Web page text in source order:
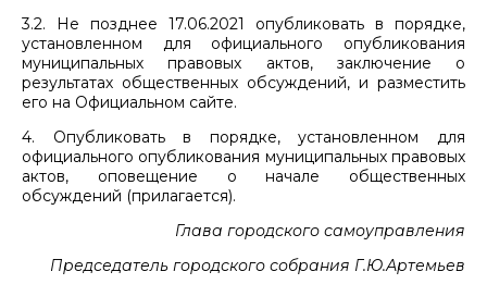
3.2. Не позднее 17.06.2021 опубликовать в порядке,
установленном для официального опубликования
муниципальных правовых актов, заключение о
результатах общественных обсуждений, и разместить
его на Официальном сайте.
4. Опубликовать в порядке, установленном для
официального опубликования муниципальных правовых
актов, оповещение о начале общественных
обсуждений (прилагается).
Глава городского самоуправления
Председатель городского собрания Г.Ю.Артемьев